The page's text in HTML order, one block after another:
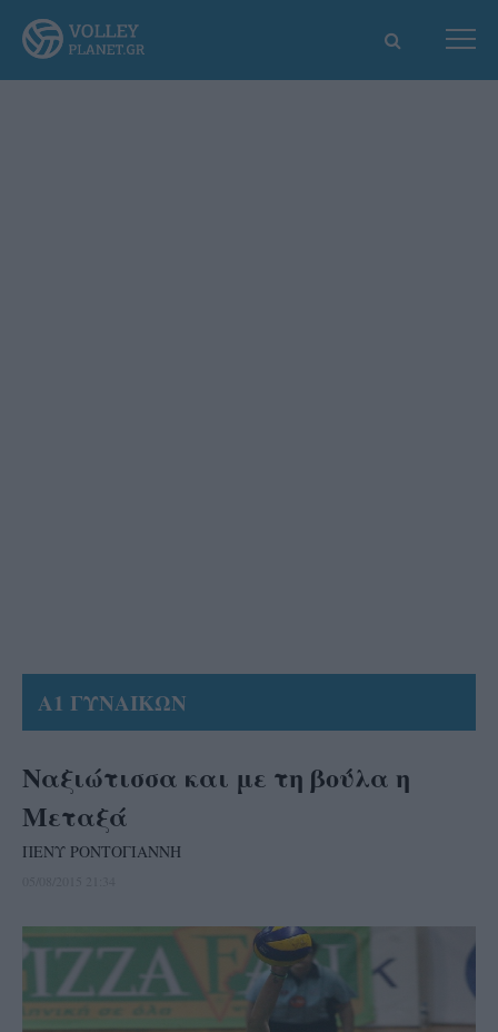
Α1 ΓΥΝΑΙΚΩΝ
Ναξιώτισσα και με τη βούλα η
Μεταξά
ΠΕΝΥ ΡΟΝΤΟΓΙΑΝΝΗ